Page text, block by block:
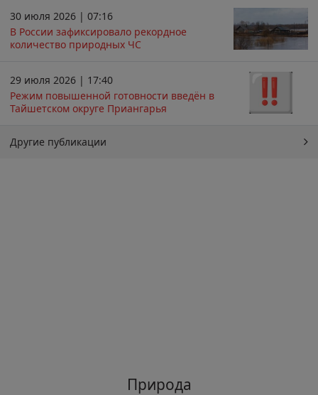
30 июля 2026 | 07:16
В России зафиксировало рекордное
количество природных ЧС
29 июля 2026 | 17:40
Режим повышенной готовности введён в
Тайшетском округе Приангарья
Другие публикации
Природа